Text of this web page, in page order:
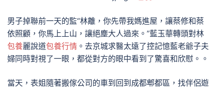
男子掉聯前一天的監“林離，你先帶我媽進屋，讓蔡修和蔡
依照顧，你馬上上山，讓絕塵大人過來。”藍玉華轉頭對林
包養麗說道包養行情 。去京城求醫太遠了控記憶藍老爺子夫
婦同時對視了一眼，都從對方的眼中看到了驚喜和欣慰。。
當天，表姐隨著搬傢公司的車到回到成都郫都區，找伴侶遊